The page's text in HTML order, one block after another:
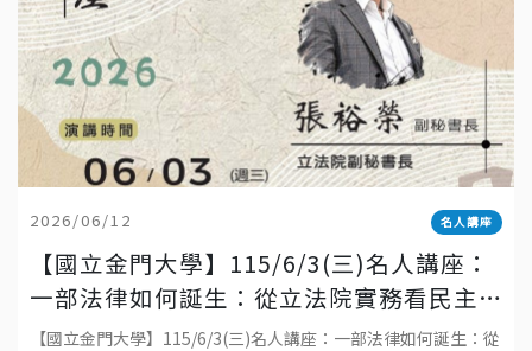
2026/06/12 名人講座
【國立金門大學】115/6/3(三)名人講座：
一部法律如何誕生：從立法院實務看民主
法治與青年公共參與
【國立金門大學】115/6/3(三)名人講座：一部法律如何誕生：從